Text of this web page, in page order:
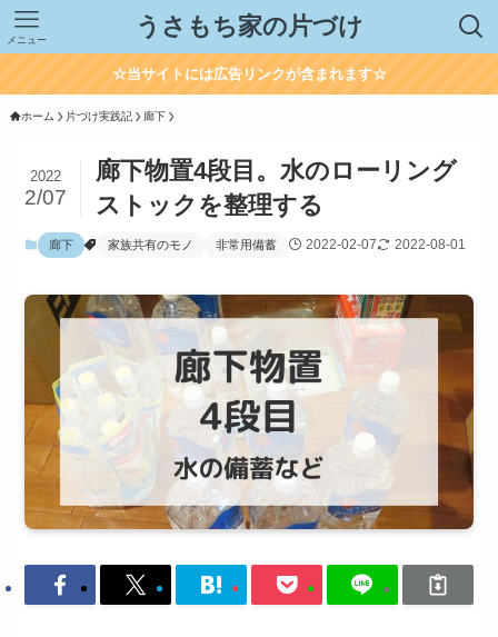
うさもち家の片づけ
メニュー
☆当サイトには広告リンクが含まれます☆
ホーム 片づけ実践記 廊下
廊下物置4段目。水のローリング
ストックを整理する
2022
2/07
廊下 家族共有のモノ 非常用備蓄 2022-02-07 2022-08-01